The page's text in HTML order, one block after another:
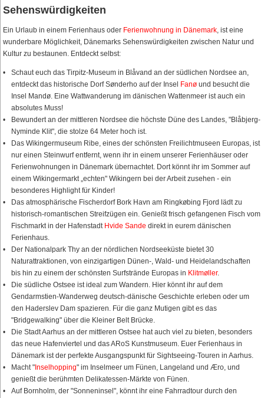
Sehenswürdigkeiten
Ein Urlaub in einem Ferienhaus oder Ferienwohnung in Dänemark, ist eine
wunderbare Möglichkeit, Dänemarks Sehenswürdigkeiten zwischen Natur und
Kultur zu bestaunen. Entdeckt selbst:
Schaut euch das Tirpitz-Museum in Blåvand an der südlichen Nordsee an,
entdeckt das historische Dorf Sønderho auf der Insel
Fanø und besucht die
Insel Mandø. Eine Wattwanderung im dänischen Wattenmeer ist auch ein
absolutes Muss!
Bewundert an der mittleren Nordsee die höchste Düne des Landes, "Blåbjerg-
Nyminde Klit", die stolze 64 Meter hoch ist.
Das Wikingermuseum Ribe, eines der schönsten Freilichtmuseen Europas, ist
nur einen Steinwurf entfernt, wenn ihr in einem unserer Ferienhäuser oder
Ferienwohnungen in Dänemark übernachtet. Dort könnt ihr im Sommer auf
einem Wikingermarkt „echten" Wikingern bei der Arbeit zusehen - ein
besonderes Highlight für Kinder!
Das atmosphärische Fischerdorf Bork Havn am Ringkøbing Fjord lädt zu
historisch-romantischen Streifzügen ein. Genießt frisch gefangenen Fisch vom
Fischmarkt in der Hafenstadt Hvide Sande direkt in eurem dänischen
Ferienhaus.
Der Nationalpark Thy an der nördlichen Nordseeküste bietet 30
Naturattraktionen, von einzigartigen Dünen-, Wald- und Heidelandschaften
bis hin zu einem der schönsten Surfstrände Europas in Klitmøller.
Die südliche Ostsee ist ideal zum Wandern. Hier könnt ihr auf dem
Gendarmstien-Wanderweg deutsch-dänische Geschichte erleben oder um
den Haderslev Dam spazieren. Für die ganz Mutigen gibt es das
"Bridgewalking" über die Kleiner Belt Brücke.
Die Stadt Aarhus an der mittleren Ostsee hat auch viel zu bieten, besonders
das neue Hafenviertel und das ARoS Kunstmuseum. Euer Ferienhaus in
Dänemark ist der perfekte Ausgangspunkt für Sightseeing-Touren in Aarhus.
Macht " Inselhopping" im Inselmeer um Fünen, Langeland und Æro, und
genießt die berühmten Delikatessen-Märkte von Fünen.
Auf Bornholm, der "Sonneninsel", könnt ihr eine Fahrradtour durch den